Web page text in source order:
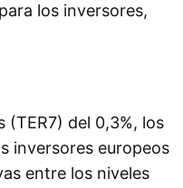
los inversores,
del 0,3%, los
inversores europeos
entre los niveles